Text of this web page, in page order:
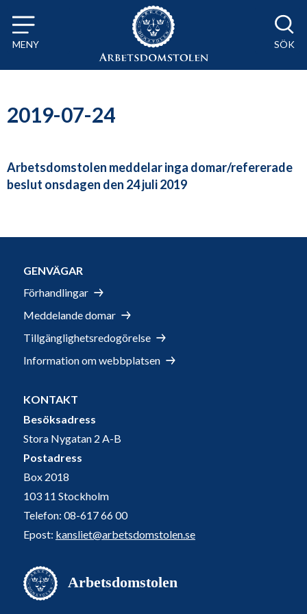
Till innehåll på sidan x
MENY SÖK
2019-07-24
Arbetsdomstolen meddelar inga domar/refererade
beslut onsdagen den 24 juli 2019
GENVÄGAR
Förhandlingar
Meddelande domar
Tillgänglighetsredogörelse
Information om webbplatsen
KONTAKT
Besöksadress
Stora Nygatan 2 A-B
Postadress
Box 2018
103 11 Stockholm
Telefon: 08-617 66 00
Epost: kansliet@arbetsdomstolen.se